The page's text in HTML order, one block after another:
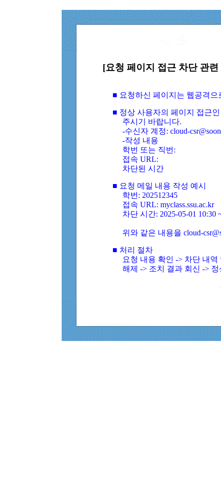
[요청 페이지 접근 차단 관
■ 요청하신 페이지는 웹공격
■ 정상 사용자의 페이지 접근
주시기 바랍니다.
-수신자 계정: cloud-
-작성 내용
학번 또는 직번:
접속 URL:
차단된 시간
■ 요청 메일 내용 작성 예시
학번: 202512345
접속 URL: myclass.ssu.ac.kr
차단 시간: 2025-05-01 10:30
위와 같은 내용을 cloud-
■ 처리 절차
요청 내용 확인 -> 차단 내
해제 -> 조치 결과 회신 ->